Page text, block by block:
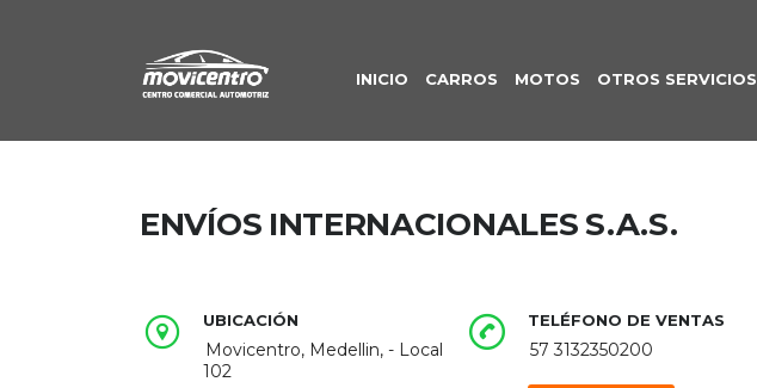
INICIO CARROS MOTOS OTROS SERVICIOS
ENVÍOS INTERNACIONALES S.A.S.
UBICACIÓN
Movicentro, Medellin, - Local
102
TELÉFONO DE VENTAS
57 3132350200